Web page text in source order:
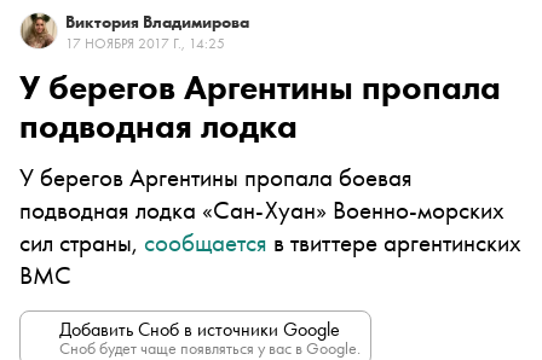
Виктория Владимирова
17 НОЯБРЯ 2017 Г., 14:25
У берегов Аргентины пропала
подводная лодка
У берегов Аргентины пропала боевая
подводная лодка «Сан-Хуан» Военно-морских
сил страны, сообщается в твиттере аргентинских
ВМС
Добавить Сноб в источники Google
Сноб будет чаще появляться у вас в Google.